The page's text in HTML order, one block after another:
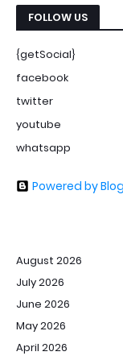
FOLLOW US
{getSocial}
facebook
twitter
youtube
whatsapp
Powered by
August 2026
July 2026
June 2026
May 2026
April 2026